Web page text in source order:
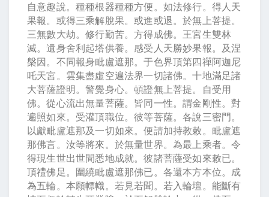
自意趣說。種種根器種種方便。如法修行。得人天
果報。或得三乘解脫果。或進或退。於無上菩提。
三無數大劫。修行勤苦。方得成佛。王宮生雙林
滅。遺身舍利起塔供養。感受人天勝妙果報。及涅
槃因。不同報身毗盧遮那。于色界頂第四禪阿迦尼
吒天宮。雲集盡虛空遍法界一切諸佛。十地滿足諸
大菩薩證明。警覺身心。頓證無上菩提。自受用
佛。從心流出無量菩薩。皆同一性。謂金剛性。對
遍照如來。受灌頂職位。彼等菩薩。各說三密門。
以獻毗盧遮那及一切如來。便請加持教敕。毗盧遮
那佛言。汝等將來。於無量世界。為最上乘者。令
得現生世出世間悉地成就。彼諸菩薩受如來敕已。
頂禮佛足。圍繞毗盧遮那佛已。各還本方本位。成
為五輪。本願幖幟。若見若聞。若入輪壇。能斷有